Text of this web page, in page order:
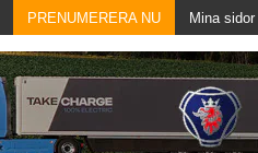
PRENUMERERA NU Mina sidor